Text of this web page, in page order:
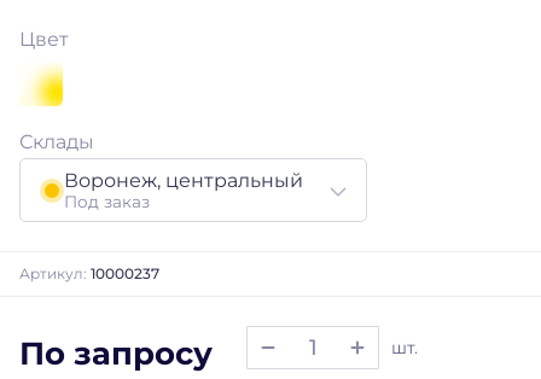
Цвет
Склады
Воронеж, центральный
Под заказ
Артикул: 10000237
По запросу шт.